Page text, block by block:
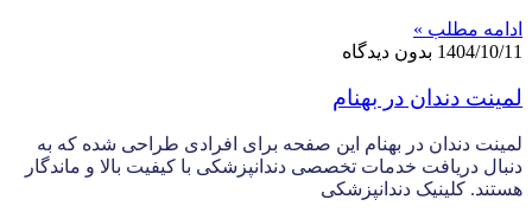
ادامه مطلب »
1404/10/11 بدون دیدگاه
لمینت دندان در بهنام
لمینت دندان در بهنام این صفحه برای افرادی طراحی شده که به
دنبال دریافت خدمات تخصصی دندانپزشکی با کیفیت بالا و ماندگار
هستند. کلینیک دندانپزشکی